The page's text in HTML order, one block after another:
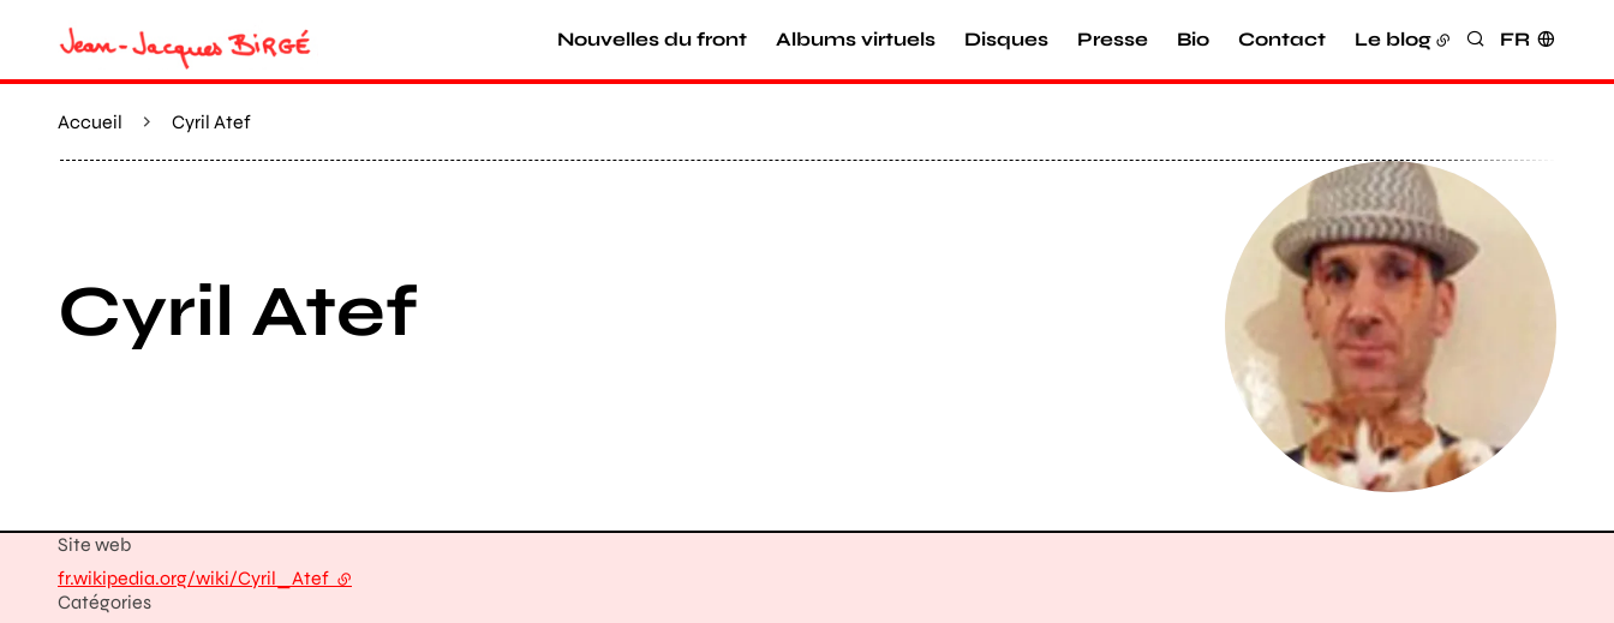
Nouvelles du front Albums virtuels Disques Presse Bio Contact Le blog Rechercher
FR
Accueil Cyril Atef
Cyril Atef
Catégories
Site web
fr.wikipedia.org/wiki/Cyril_Atef - lien externe